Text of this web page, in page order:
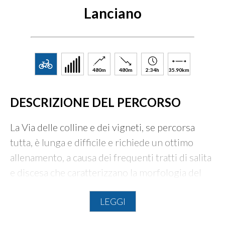
Lanciano
480m 480m 2:34h 35.90km
DESCRIZIONE DEL PERCORSO
La Via delle colline e dei vigneti, se percorsa
tutta, è lunga e difficile e richiede un ottimo
allenamento, a causa dei frequenti tratti di salita
e discesa che caratterizzano la morfologia del
seppure per brevi tratti.LEGGI